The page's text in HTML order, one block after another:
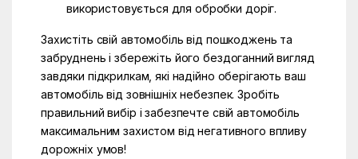
використовується для обробки доріг.
Захистіть свій автомобіль від пошкоджень та
забруднень і збережіть його бездоганний вигляд
завдяки підкрилкам, які надійно оберігають ваш
автомобіль від зовнішніх небезпек. Зробіть
правильний вибір і забезпечте свій автомобіль
максимальним захистом від негативного впливу
дорожніх умов!